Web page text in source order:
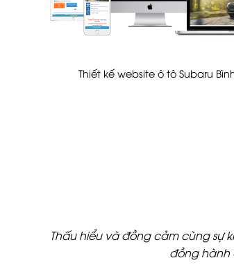
Thiết kế website ô tô Subaru
Thấu hiểu và đồng cảm cùng sự
đồng hành